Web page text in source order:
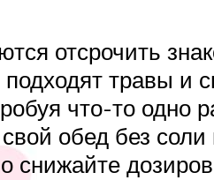
отсрочить
травы и
что-то одно
обед без
снижайте